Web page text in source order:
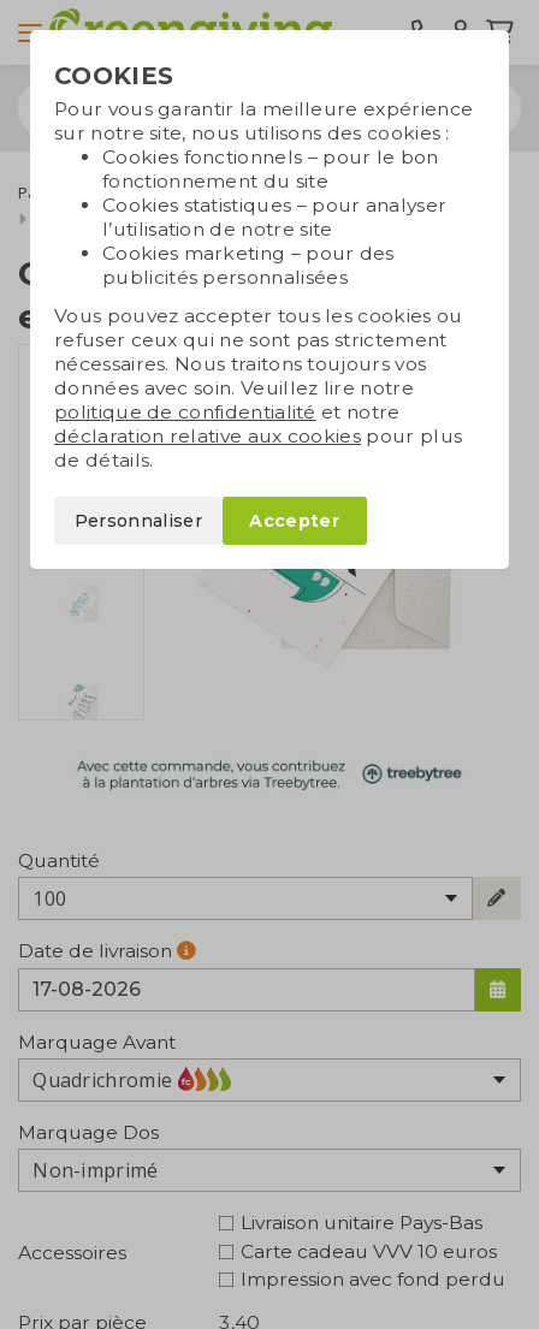
Papier ensemencé
Cartes en papier ensemencé
Carte en papier ensemencé A6
Carte en papier
ensemencé A6
Quantité
100
Date de livraison
Marquage Avant
Quadrichromie
Marquage Dos
Non-imprimé
Accessoires
Livraison unitaire Pays-Bas
Carte cadeau VVV 10 euros
Impression avec fond perdu
Prix par pièce
3,40
COOKIES
Pour vous garantir la meilleure expérience
sur notre site, nous utilisons des cookies :
Cookies fonctionnels – pour le bon
fonctionnement du site
Cookies statistiques – pour analyser
l’utilisation de notre site
Cookies marketing – pour des
publicités personnalisées
Vous pouvez accepter tous les cookies ou
refuser ceux qui ne sont pas strictement
nécessaires. Nous traitons toujours vos
données avec soin. Veuillez lire notre
politique de confidentialité et notre
déclaration relative aux cookies pour plus
de détails.
Personnaliser Accepter